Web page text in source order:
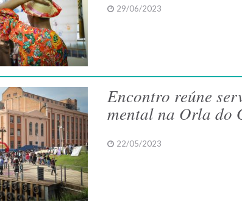
29/06/2023
Encontro reúne
mental na Orla do
22/05/2023